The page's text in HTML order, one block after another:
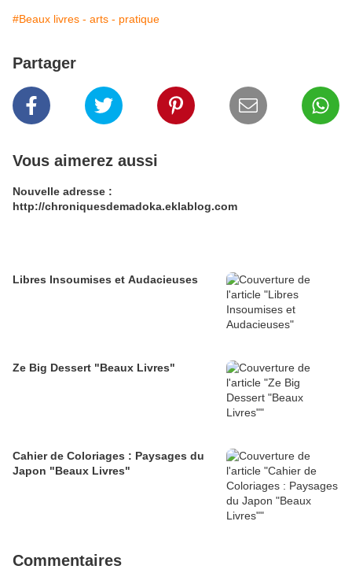
#Beaux livres - arts - pratique
Partager
Vous aimerez aussi
Nouvelle adresse :
http://chroniquesdemadoka.eklablog.com
Libres Insoumises et Audacieuses
Ze Big Dessert "Beaux Livres"
Cahier de Coloriages : Paysages du
Japon "Beaux Livres"
Commentaires